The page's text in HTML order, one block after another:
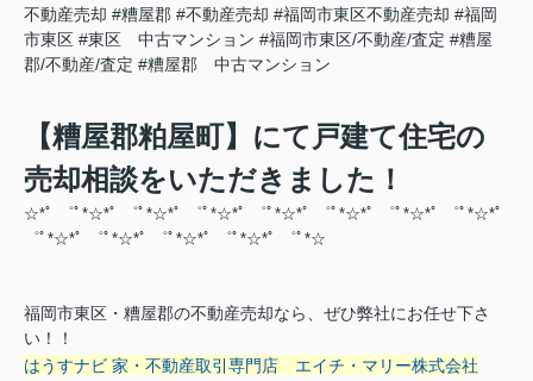
不動産売却 #糟屋郡 #不動産売却 #福岡市東区不動産売却 #福岡
市東区 #東区 中古マンション #福岡市東区/不動産/査定 #糟屋
郡/不動産/査定 #糟屋郡 中古マンション
【糟屋郡粕屋町】にて戸建て住宅の
売却相談をいただきました！
☆*ﾟ ゜ﾟ*☆*ﾟ ゜ﾟ*☆*ﾟ ゜ﾟ*☆*ﾟ ゜ﾟ*☆*ﾟ ゜ﾟ*☆*ﾟ ゜ﾟ*☆*ﾟ ゜ﾟ*☆*ﾟ
゜ﾟ*☆*ﾟ ゜ﾟ*☆*ﾟ ゜ﾟ*☆*ﾟ ゜ﾟ*☆*ﾟ ゜ﾟ*☆
福岡市東区・糟屋郡の不動産売却なら、ぜひ弊社にお任せ下さ
い！！
はうすナビ 家・不動産取引専門店 エイチ・マリー株式会社